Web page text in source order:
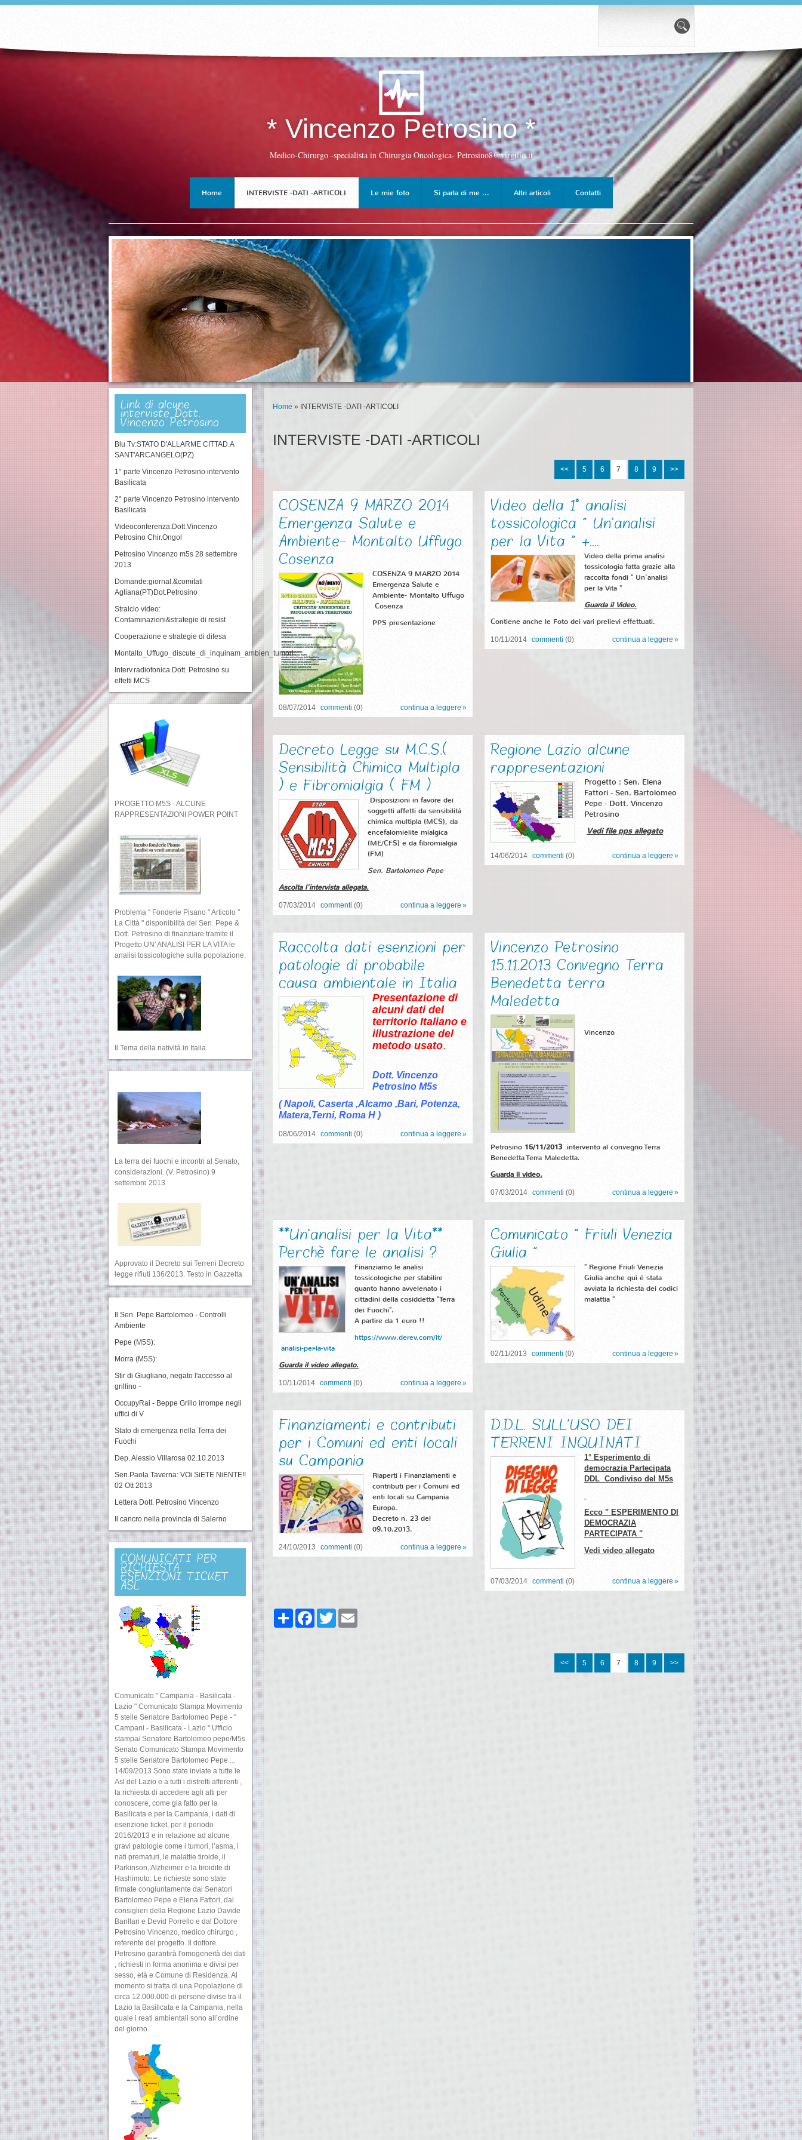
* Vincenzo Petrosino *
Medico-Chirurgo -specialista in Chirurgia Oncologica- Petrosino8@virgilio.it
Home INTERVISTE -DATI -ARTICOLI Le mie foto Si parla di me ... Altri articoli Contatti
Home » INTERVISTE -DATI -ARTICOLI
INTERVISTE -DATI -ARTICOLI
<< 5 6 7 8 9 >>
COSENZA 9 MARZO 2014
Emergenza Salute e
Ambiente- Montalto Uffugo
Cosenza
COSENZA 9 MARZO 2014
Emergenza Salute e
Ambiente- Montalto Uffugo
Cosenza
PPS presentazione
08/07/2014 commenti (0) continua a leggere
Video della 1° analisi
tossicologica " Un'analisi
per la Vita " +....
Video della prima analisi
tossicologia fatta grazie alla
raccolta fondi " Un'analisi
per la Vita "
Guarda il Video.
Contiene anche le Foto dei vari prelievi effettuati.
10/11/2014 commenti (0) continua a leggere
Decreto Legge su M.C.S.(
Sensibilità Chimica Multipla
) e Fibromialgia ( FM )
Disposizioni in favore dei
soggetti affetti da sensibilità
chimica multipla (MCS), da
encefalomielite mialgica
(ME/CFS) e da fibromialgia
(FM)
Sen. Bartolomeo Pepe
Ascolta l'intervista allegata.
07/03/2014 commenti (0) continua a leggere
Regione Lazio alcune
rappresentazioni
Progetto : Sen. Elena
Fattori - Sen. Bartolomeo
Pepe - Dott. Vincenzo
Petrosino
Vedi file pps allegato
14/06/2014 commenti (0) continua a leggere
Raccolta dati esenzioni per
patologie di probabile
causa ambientale in Italia
Presentazione di
alcuni dati del
territorio Italiano e
illustrazione del
metodo usato.
Dott. Vincenzo
Petrosino M5s
( Napoli, Caserta ,Alcamo ,Bari, Potenza,
Matera,Terni, Roma H )
08/06/2014 commenti (0) continua a leggere
Vincenzo Petrosino
15.11.2013 Convegno Terra
Benedetta terra
Maledetta
Vincenzo
Petrosino 15/11/2013 intervento al convegno Terra
Benedetta Terra Maledetta.
Guarda il video.
07/03/2014 commenti (0) continua a leggere
**Un'analisi per la Vita**
Perchè fare le analisi ?
Finanziamo le analisi
tossicologiche per stabilire
quanto hanno avvelenato i
cittadini della cosiddetta "Terra
dei Fuochi".
A partire da 1 euro !!
https://www.derev.com/it/
analisi-per-la-vita
Guarda il video allegato.
10/11/2014 commenti (0) continua a leggere
Comunicato " Friuli Venezia
Giulia "
" Regione Friuli Venezia
Giulia anche qui è stata
avviata la richiesta dei codici
malattia "
02/11/2013 commenti (0) continua a leggere
Finanziamenti e contributi
per i Comuni ed enti locali
su Campania
Riaperti i Finanziamenti e
contributi per i Comuni ed
enti locali su Campania
Europa.
Decreto n. 23 del
09.10.2013.
24/10/2013 commenti (0) continua a leggere
D.D.L. SULL'USO DEI
TERRENI INQUINATI
1° Esperimento di
democrazia Partecipata
DDL Condiviso del M5s
Ecco " ESPERIMENTO DI
DEMOCRAZIA
PARTECIPATA "
Vedi video allegato
07/03/2014 commenti (0) continua a leggere
Share FacebookTwitter
<< 5 6 7 8 9 >>
Link di alcune
interviste Dott.
Vincenzo Petrosino
Blu Tv:STATO D'ALLARME CITTAD.A
SANT'ARCANGELO(PZ)
1° parte Vincenzo Petrosino intervento
Basilicata
2° parte Vincenzo Petrosino intervento
Basilicata
Videoconferenza:Dott.Vincenzo
Petrosino Chir.Ongol
Petrosino Vincenzo m5s 28 settembre
2013
Domande:giornal.&comitati
Agliana(PT)Dot.Petrosino
Stralcio video:
Contaminazioni&strategie di resist
Cooperazione e strategie di difesa
Montalto_Uffugo_discute_di_inquinam_ambien_tumori
Interv.radiofonica Dott. Petrosino su
effetti MCS
PROGETTO M5S - ALCUNE
RAPPRESENTAZIONI POWER POINT
Problema " Fonderie Pisano " Articolo "
La Città " disponibilità del Sen. Pepe &
Dott. Petrosino di finanziare tramite il
Progetto UN' ANALISI PER LA VITA le
analisi tossicologiche sulla popolazione.
Il Tema della natività in Italia
La terra dei fuochi e incontri al Senato,
considerazioni. (V. Petrosino) 9
settembre 2013
Approvato il Decreto sui Terreni Decreto
legge rifiuti 136/2013. Testo in Gazzetta
Il Sen. Pepe Bartolomeo - Controlli
Ambiente
Pepe (M5S):
Morra (M5S):
Stir di Giugliano, negato l'accesso al
grillino -
OccupyRai - Beppe Grillo irrompe negli
uffici di V
Stato di emergenza nella Terra dei
Fuochi
Dep. Alessio Villarosa 02.10.2013
Sen.Paola Taverna: VOi SiETE NiENTE!!
02 Ott 2013
Lettera Dott. Petrosino Vincenzo
Il cancro nella provincia di Salerno
COMUNICATI PER
RICHIESTA
ESENZIONI TICKET
ASL
Comunicato " Campania - Basilicata -
Lazio " Comunicato Stampa Movimento
5 stelle Senatore Bartolomeo Pepe - "
Campani - Basilicata - Lazio " Ufficio
stampa/ Senatore Bartolomeo pepe/M5s
Senato Comunicato Stampa Movimento
5 stelle Senatore Bartolomeo Pepe ...
14/09/2013 Sono state inviate a tutte le
Asl del Lazio e a tutti i distretti afferenti ,
la richiesta di accedere agli atti per
conoscere, come gia fatto per la
Basilicata e per la Campania, i dati di
esenzione ticket, per il periodo
2016/2013 e in relazione ad alcune
gravi patologie come i tumori, l’asma, i
nati prematuri, le malattie tiroide, il
Parkinson, Alzheimer e la tiroidite di
Hashimoto. Le richieste sono state
firmate congiuntamente dai Senatori
Bartolomeo Pepe e Elena Fattori, dai
consiglieri della Regione Lazio Davide
Barillari e Devid Porrello e dal Dottore
Petrosino Vincenzo, medico chirurgo ,
referente del progetto. Il dottore
Petrosino garantirà l'omogeneità dei dati
, richiesti in forma anonima e divisi per
sesso, età e Comune di Residenza. Al
momento si tratta di una Popolazione di
circa 12.000.000 di persone divise tra il
Lazio la Basilicata e la Campania, nella
quale i reati ambientali sono all’ordine
del giorno.